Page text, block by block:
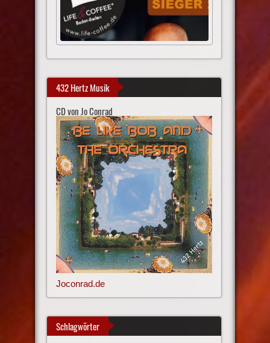
432 Hertz Musik
CD von Jo Conrad
Joconrad.de
Schlagwörter